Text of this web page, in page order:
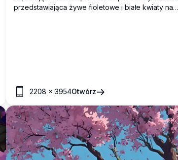
przedstawiająca żywe fioletowe i białe kwiaty na
2208 ×3954Otwórz